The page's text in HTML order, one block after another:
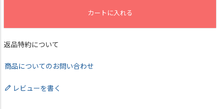
カートに入れる
返品特約について
商品についてのお問い合わせ
レビューを書く